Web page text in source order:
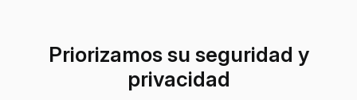
Priorizamos su seguridad y
privacidad